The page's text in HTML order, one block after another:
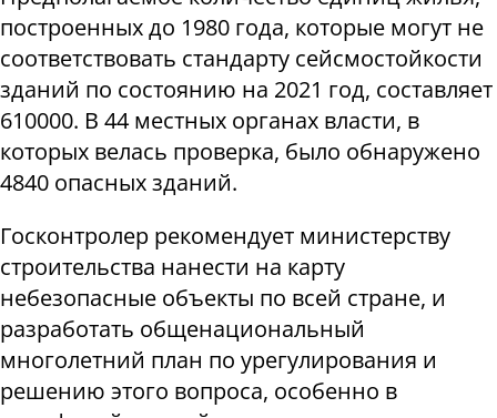
построенных до 1980 года, которые могут не
соответствовать стандарту сейсмостойкости
зданий по состоянию на 2021 год, составляет
610000. В 44 местных органах власти, в
которых велась проверка, было обнаружено
4840 опасных зданий.
Госконтролер рекомендует министерству
строительства нанести на карту
небезопасные объекты по всей стране, и
разработать общенациональный
многолетний план по урегулирования и
решению этого вопроса, особенно в